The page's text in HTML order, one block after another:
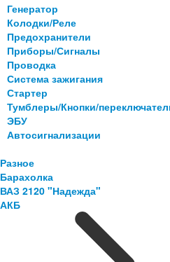
Генератор
Колодки/Реле
Предохранители
Приборы/Сигналы
Проводка
Система зажигания
Стартер
Тумблеры/Кнопки/
ЭБУ
Автосигнализации
Разное
Барахолка
ВАЗ 2120 "Надежда"
АКБ